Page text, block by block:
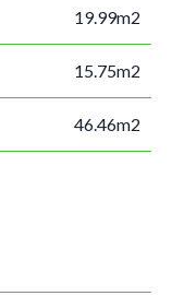
19.99m2
15.75m2
46.46m2